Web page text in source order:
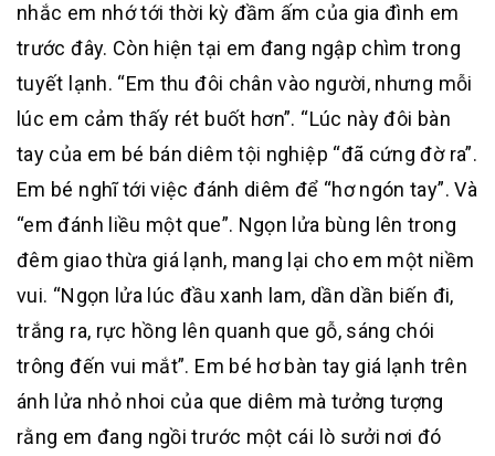
nhắc em nhớ tới thời kỳ đầm ấm của gia đình em
trước đây. Còn hiện tại em đang ngập chìm trong
tuyết lạnh. “Em thu đôi chân vào người, nhưng mỗi
lúc em cảm thấy rét buốt hơn”. “Lúc này đôi bàn
tay của em bé bán diêm tội nghiệp “đã cứng đờ ra”.
Em bé nghĩ tới việc đánh diêm để “hơ ngón tay”. Và
“em đánh liều một que”. Ngọn lửa bùng lên trong
đêm giao thừa giá lạnh, mang lại cho em một niềm
vui. “Ngọn lửa lúc đầu xanh lam, dần dần biến đi,
trắng ra, rực hồng lên quanh que gỗ, sáng chói
trông đến vui mắt”. Em bé hơ bàn tay giá lạnh trên
ánh lửa nhỏ nhoi của que diêm mà tưởng tượng
rằng em đang ngồi trước một cái lò sưởi nơi đó